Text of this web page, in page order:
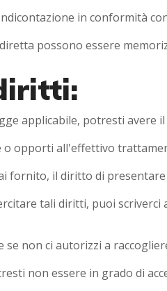
in conformità
possono essere
applicabile, potresti avere
opporti all'effettivo
fornito, il diritto di
tali diritti, puoi scriverci
se non ci autorizzi a
non essere in grado di